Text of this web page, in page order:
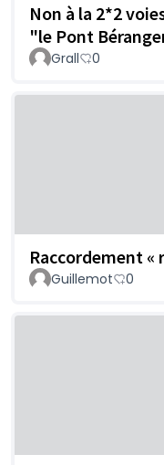
Non à la 2*2
"le Pont
Grall 0
Raccordement «
Guillemot 0